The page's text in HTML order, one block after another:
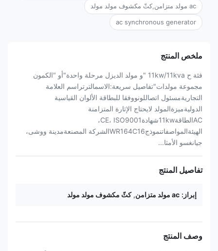
ac مولد متزامن,كثّ مكشوف مولد مولد
ac synchronous generator
ملخص المنتج
فئة ح 11kw/11kva "و مولد الديزل مرحلة واحدة"أو "الكمون
مجموعة مولدات"تفاصيل سريعة:الاسمالترتراسم العلامة
التجاريةمسئول اتصاللونووفقا للبطاقة الألوان القياسية
الدوليةميزةالمولد لايحتاج الإثارة المتزامنة
ACالطاقة11kwشهادةCE، ISO9001،
الهيئةالمواصفاتنموذجWR164C16الشركة المصنعةمدينة ووشى،
جيانغسو الأمثا...
تفاصيل المنتج
إبراز: ac مولد متزامن ,كثّ مكشوف مولد مولد
وصف المنتج